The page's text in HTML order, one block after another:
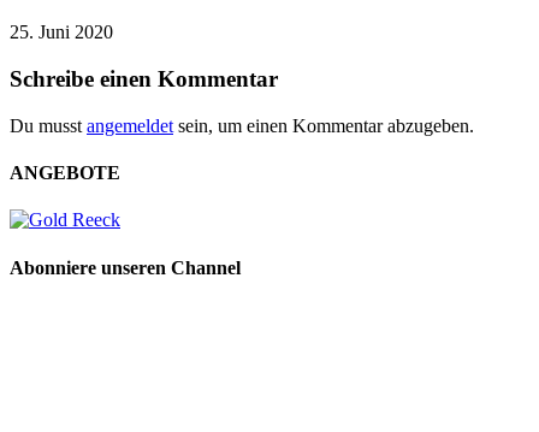
25. Juni 2020
Schreibe einen Kommentar
Du musst angemeldet sein, um einen Kommentar abzugeben.
ANGEBOTE
Abonniere unseren Channel